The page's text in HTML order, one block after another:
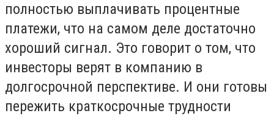
полностью выплачивать процентные
платежи, что на самом деле достаточно
хороший сигнал. Это говорит о том, что
инвесторы верят в компанию в
долгосрочной перспективе. И они готовы
пережить краткосрочные трудности